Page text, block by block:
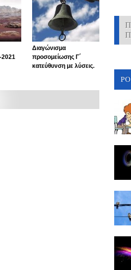
2021
Διαγώνισμα
προσομείωσης Γ΄
κατεύθυνση με λύσεις.